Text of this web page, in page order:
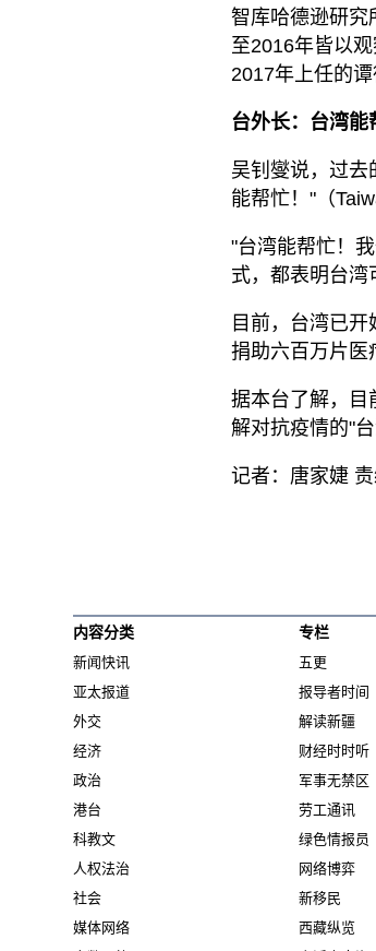
智库哈德逊研究
至2016年皆以
2017年上任的
台外长：台湾能
吴钊燮说，过去
能帮忙！"（
"台湾能帮忙！
式，都表明台湾
目前，台湾已
捐助六百万片医
据本台了解，目
解对抗疫情的"台
记者：唐家婕
内容分类
新闻快讯
亚太报道
外交
经济
政治
港台
科教文
人权法治
社会
媒体网络
专栏
五更
报导者时间
解读新疆
财经时时听
军事无禁区
劳工通讯
绿色情报员
网络博弈
新移民
西藏纵览